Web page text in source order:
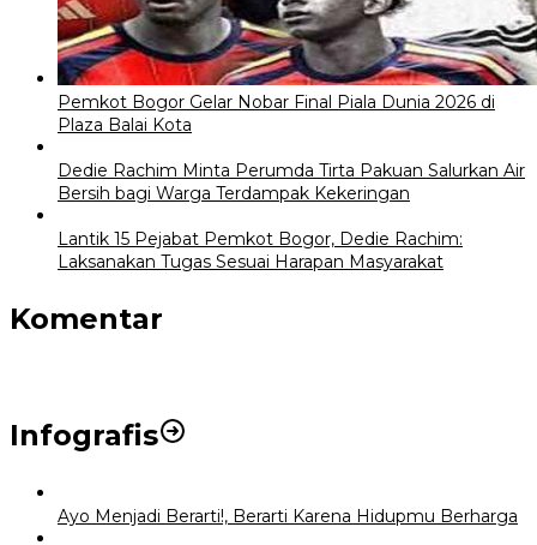
Pemkot Bogor Gelar Nobar Final Piala Dunia 2026 di
Plaza Balai Kota
Dedie Rachim Minta Perumda Tirta Pakuan Salurkan Air
Bersih bagi Warga Terdampak Kekeringan
Lantik 15 Pejabat Pemkot Bogor, Dedie Rachim:
Laksanakan Tugas Sesuai Harapan Masyarakat
Komentar
Infografis
Ayo Menjadi Berarti!, Berarti Karena Hidupmu Berharga